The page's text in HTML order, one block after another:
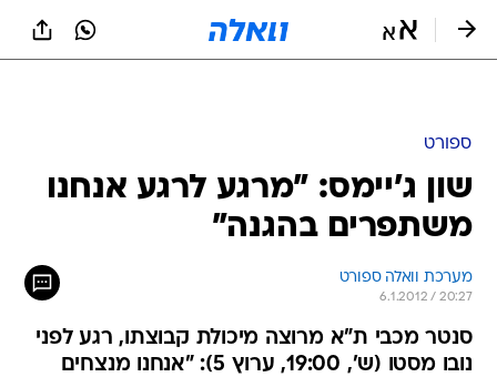
ספורט
שון ג'יימס: "מרגע לרגע אנחנו
משתפרים בהגנה"
מערכת וואלה ספורט
6.1.2012 / 20:27
סנטר מכבי ת"א מרוצה מיכולת קבוצתו, רגע לפני
נובו מסטו (ש', 19:00, ערוץ 5): "אנחנו מנצחים